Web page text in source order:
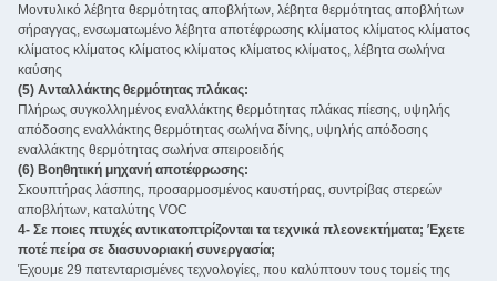
Μοντυλικό λέβητα θερμότητας αποβλήτων, λέβητα θερμότητας αποβλήτων
σήραγγας, ενσωματωμένο λέβητα αποτέφρωσης κλίματος κλίματος κλίματος
κλίματος κλίματος κλίματος κλίματος κλίματος κλίματος, λέβητα σωλήνα
καύσης
(5) Ανταλλάκτης θερμότητας πλάκας:
Πλήρως συγκολλημένος εναλλάκτης θερμότητας πλάκας πίεσης, υψηλής
απόδοσης εναλλάκτης θερμότητας σωλήνα δίνης, υψηλής απόδοσης
εναλλάκτης θερμότητας σωλήνα σπειροειδής
(6) Βοηθητική μηχανή αποτέφρωσης:
Σκουπτήρας λάσπης, προσαρμοσμένος καυστήρας, συντρίβας στερεών
αποβλήτων, καταλύτης VOC
4- Σε ποιες πτυχές αντικατοπτρίζονται τα τεχνικά πλεονεκτήματα; Έχετε
ποτέ πείρα σε διασυνοριακή συνεργασία;
Έχουμε 29 πατενταρισμένες τεχνολογίες, που καλύπτουν τους τομείς της